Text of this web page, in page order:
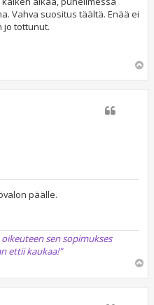
Vahva suositus täältä. Enää ei
jo tottunut.
ö
päälle.
sen sopimukses
ettii kaukaa!"
ö